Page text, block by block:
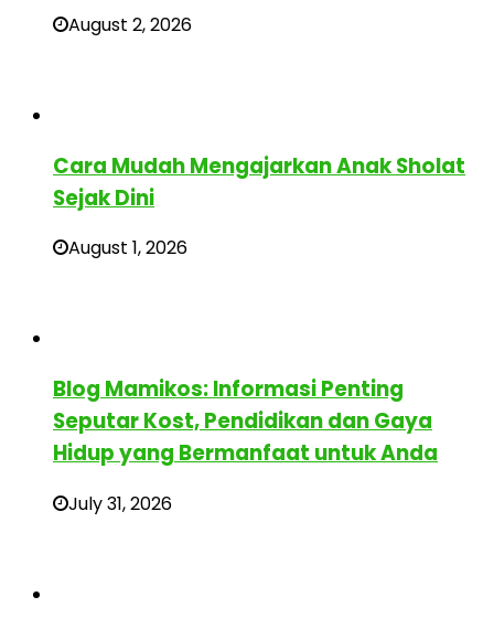
August 2, 2026
Cara Mudah Mengajarkan Anak Sholat
Sejak Dini
August 1, 2026
Blog Mamikos: Informasi Penting
Seputar Kost, Pendidikan dan Gaya
Hidup yang Bermanfaat untuk Anda
July 31, 2026